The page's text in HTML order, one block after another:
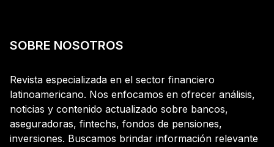
SOBRE NOSOTROS
Revista especializada en el sector financiero
latinoamericano. Nos enfocamos en ofrecer análisis,
noticias y contenido actualizado sobre bancos,
aseguradoras, fintechs, fondos de pensiones,
inversiones. Buscamos brindar información relevante